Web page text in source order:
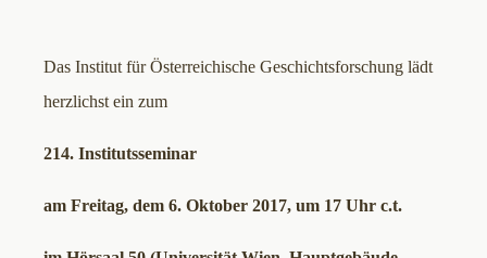
Das Institut für Österreichische Geschichtsforschung lädt
herzlichst ein zum
214. Institutsseminar
am Freitag, dem 6. Oktober 2017, um 17 Uhr c.t.